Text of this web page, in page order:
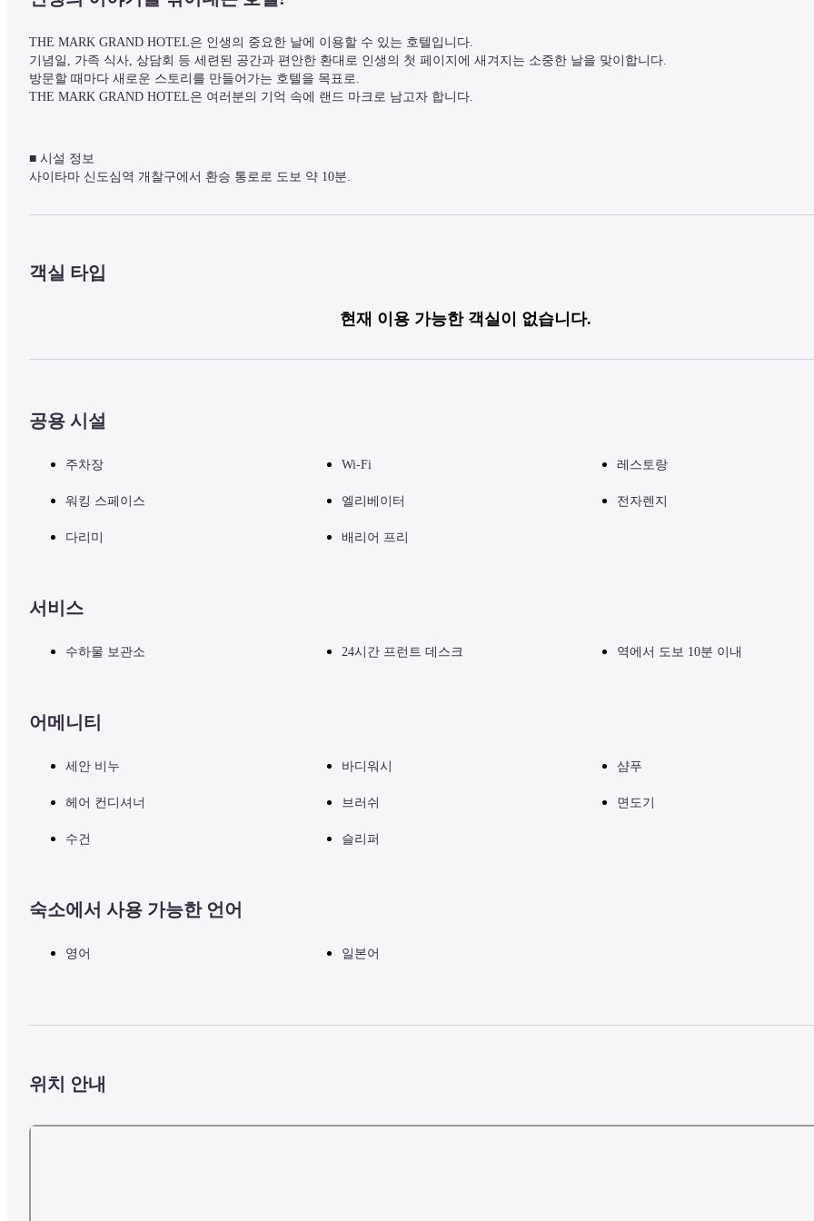
THE MARK GRAND HOTEL은 인생의 중요한 날에 이용할 수 있는 호텔입니다.
기념일, 가족 식사, 상담회 등 세련된 공간과 편안한 환대로 인생의 첫 페이지에 새겨지는 소중한 날을 맞이합니다.
방문할 때마다 새로운 스토리를 만들어가는 호텔을 목표로.
THE MARK GRAND HOTEL은 여러분의 기억 속에 랜드 마크로 남고자 합니다.
■ 시설 정보
사이타마 신도심역 개찰구에서 환승 통로로 도보 약 10분.
도보로 약 10분 거리에 사이타마 슈퍼 아레나도 있어, 콘서트 및 이벤트 참가에 좋은 입지를 자랑합니다.
MARK GRAND HOTEL에 머무는 동안 방문객을 위한 특별 요금을 이용하실 수 있습니다.
헬스장, 스튜디오, 사우나, 미스트 사우나, 천연 온천을 사용한 다양한 온천 시설을 갖추고 있으며 탁 트인 수영장에서 바라보는 전망도 뛰어
9층~12층에 위치하고 있으며, 모든 객실에 욕조가 설치되어 있습니다.
※ 미취학 아동의 동반 취침은 무료이며 침대당 아동 1명으로 제한됩니다.
쾌적한 공간과 편안한 무드로 가족, 친구들과의 식사는 물론 중요한 기념일이나 특별한 날에도 이용하실 수 있습니다.
기타 시설 및 서비스에 대한 문의는 호텔 공식 웹사이트를 확인하거나 호텔로 직접 문의 주시기 바랍니다
객실 타입
현재 이용 가능한 객실이 없습니다.
공용 시설
주차장 Wi-Fi 레스토랑
워킹 스페이스 엘리베이터 전자렌지
다리미 배리어 프리
서비스
수하물 보관소 24시간 프런트 데스크 역에서 도보 10분 이내
어메니티
세안 비누 바디워시 샴푸
헤어 컨디셔너 브러쉬 면도기
수건 슬리퍼
숙소에서 사용 가능한 언어
영어 일본어
위치 안내